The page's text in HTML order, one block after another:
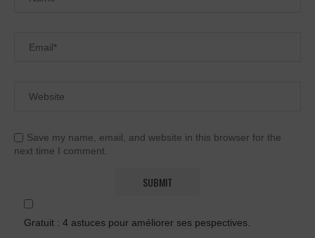
Save my name, email, and website in this browser for the
next time I comment.
Gratuit : 4 astuces pour améliorer ses pespectives.